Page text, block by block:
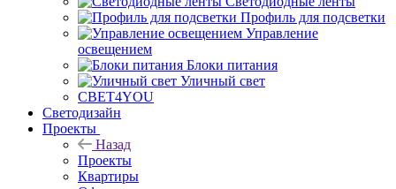
Профиль для подсветки
Управление
освещением
Блоки питания
Уличный свет
СВЕТ4YOU
Светодизайн
Проекты
Назад
Проекты
Квартиры